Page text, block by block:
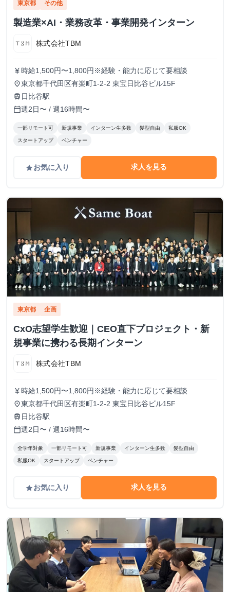
東京都 その他
製造業×AI・業務改革・事業開発インターン
株式会社TBM
currency_yen 時給1,500円〜1,800円※経験・能力に応じて要相談
place東京都千代田区有楽町1-2-2 東宝日比谷ビル15F
train 日比谷駅
calendar_today週2日〜 / 週16時間〜
一部リモート可 新規事業 インターン生多数 髪型自由 私服OK
スタートアップ ベンチャー
gradeお気に入り 求人を見る
東京都 企画
CxO志望学生歓迎｜CEO直下プロジェクト・新
規事業に携わる長期インターン
株式会社TBM
currency_yen 時給1,500円〜1,800円※経験・能力に応じて要相談
place東京都千代田区有楽町1-2-2 東宝日比谷ビル15F
train 日比谷駅
calendar_today週2日〜 / 週16時間〜
全学年対象 一部リモート可 新規事業 インターン生多数 髪型自由
私服OK スタートアップ ベンチャー
gradeお気に入り 求人を見る